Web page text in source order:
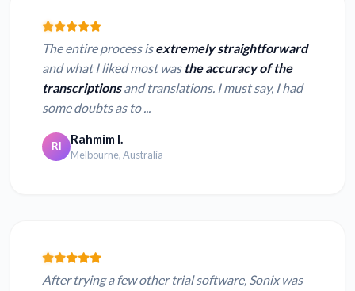
The entire process isextremely straightforward
and what I liked most was the accuracy of the
transcriptionsand translations. I must say, I had
some doubts as to ...
RI Rahmim I.
Melbourne, Australia
After trying a few other trial software, Sonix was